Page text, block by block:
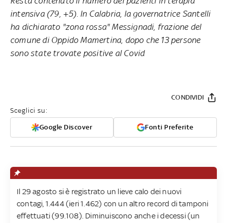
intensiva (79, +5). In Calabria, la governatrice Santelli
ha dichiarato "zona rossa" Messignadi, frazione del
comune di Oppido Mamertina, dopo che 13 persone
sono state trovate positive al Covid
Sceglici su:
Google Discover Fonti Preferite
CONDIVIDI
Il 29 agosto si è registrato un lieve calo dei nuovi
contagi, 1.444 (ieri 1.462) con un altro record di tamponi
effettuati (99.108). Diminuiscono anche i decessi (un